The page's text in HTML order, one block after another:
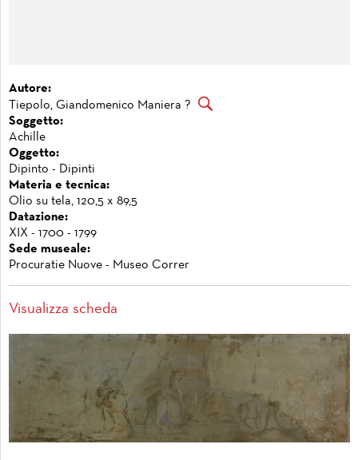
Autore:
Tiepolo, Giandomenico Maniera ?
Soggetto:
Achille
Oggetto:
Dipinto - Dipinti
Materia e tecnica:
Olio su tela, 120,5 x 89,5
Datazione:
XIX - 1700 - 1799
Sede museale:
Procuratie Nuove - Museo Correr
Visualizza scheda